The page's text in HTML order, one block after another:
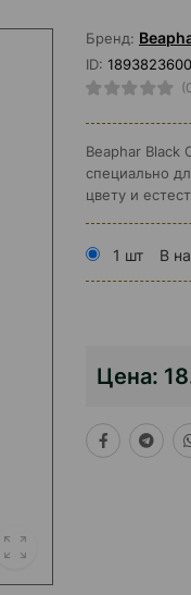
Бренд:
ID: 1893823600
Beaphar Black
специально
цвету и
1 шт В
Цена: